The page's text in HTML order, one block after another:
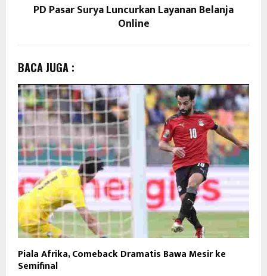
PD Pasar Surya Luncurkan Layanan Belanja
Online
BACA JUGA :
Piala Afrika, Comeback Dramatis Bawa Mesir ke
Semifinal